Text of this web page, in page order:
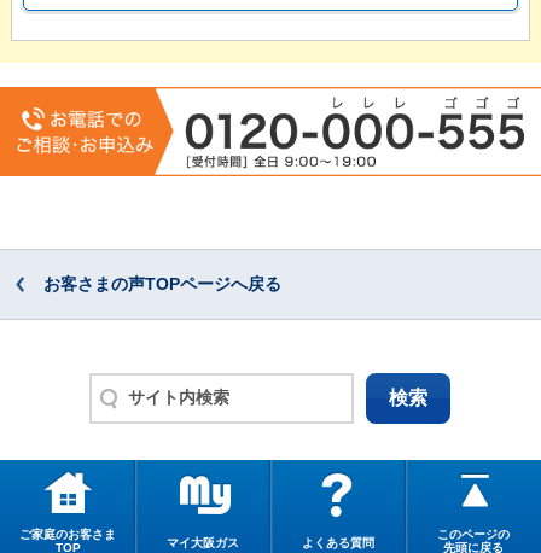
お客さまの声TOPページへ戻る
ご家庭のお客さま
TOP
マイ大阪ガス よくある質問
このページの
先頭に戻る